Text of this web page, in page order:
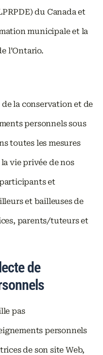
du Canada et
municipale et la
l’Ontario.
la conservation et de
personnels sous
toutes les mesures
vie privée de nos
et
et bailleuses de
parents/tuteurs et
de
pas
personnels
de son site Web,